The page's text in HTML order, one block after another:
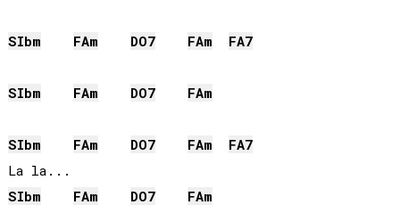
SIbm FAm DO7 FAm FA7
SIbm FAm DO7 FAm
SIbm FAm DO7 FAm FA7
SIbm FAm DO7 FAm